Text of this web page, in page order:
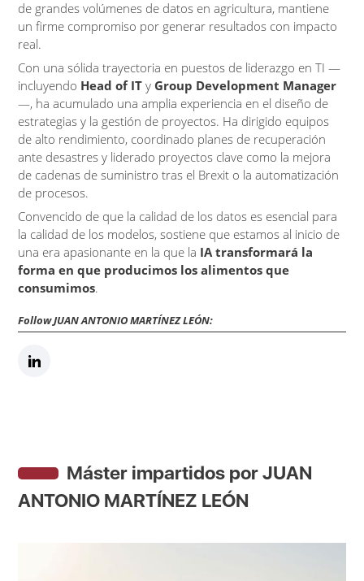
de grandes volúmenes de datos en agricultura, mantiene
un firme compromiso por generar resultados con impacto
real.
Con una sólida trayectoria en puestos de liderazgo en TI —
incluyendo Head of IT y Group Development Manager
—, ha acumulado una amplia experiencia en el diseño de
estrategias y la gestión de proyectos. Ha dirigido equipos
de alto rendimiento, coordinado planes de recuperación
ante desastres y liderado proyectos clave como la mejora
de cadenas de suministro tras el Brexit o la automatización
de procesos.
Convencido de que la calidad de los datos es esencial para
la calidad de los modelos, sostiene que estamos al inicio de
una era apasionante en la que la IA transformará la
forma en que producimos los alimentos que
consumimos.
Follow JUAN ANTONIO MARTÍNEZ LEÓN:
Máster impartidos por JUAN
ANTONIO MARTÍNEZ LEÓN